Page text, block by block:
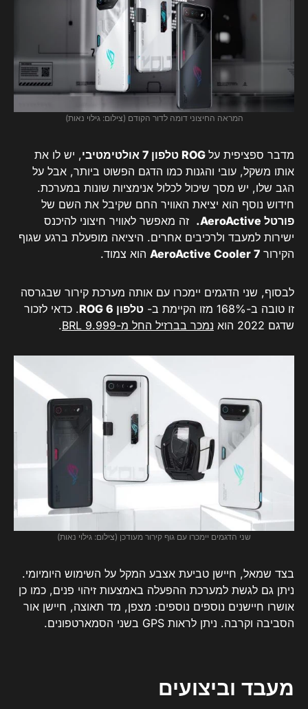
המראה החיצוני דומה לדור הקודם (צילום: גילוי נאות)
מדבר ספציפית על
, יש לו את
אותו משקל, עובי והגנות כמו הדגם הפשוט ביותר, אבל על
הגב שלו, יש מסך שיכול לכלול אנימציות שונות במערכת.
חידוש נוסף הוא יציאת האוויר החם שקיבל את השם של
פורטל AeroActive.
זה מאפשר לאוויר חיצוני להיכנס
ישירות למעבד ולרכיבים אחרים. היציאה מופעלת ברגע שגוף
הקירור AeroActive Cooler 7 הוא צמוד.
לבסוף, שני הדגמים יימכרו עם אותה מערכת קירור שבגרסה
זו טובה ב-168% מזו הקיימת ב-
טלפון ROG 6
. כדאי לזכור
שדגם 2022 הוא
נמכר בברזיל החל מ-BRL 9.999 .
שני הדגמים יימכרו עם גוף קירור מעודכן (צילום: גילוי נאות)
בצד שמאל, חיישן טביעת אצבע המקל על השימוש היומיומי.
ניתן גם לגשת למערכת ההפעלה באמצעות זיהוי פנים, כמו כן
אושרו חיישנים נוספים נוספים: מצפן, מד תאוצה, חיישן אור
הסביבה וקרבה. ניתן לראות GPS בשני הסמארטפונים.
מעבד וביצועים